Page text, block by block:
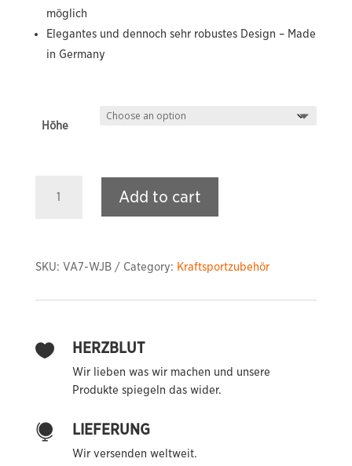
möglich
Elegantes und dennoch sehr robustes Design – Made
in Germany
Höhe
Add to cart
SKU: VA7-WJB Category: Kraftsportzubehör
 HERZBLUT
Wir lieben was wir machen und unsere
Produkte spiegeln das wider.
 LIEFERUNG
Wir versenden weltweit.